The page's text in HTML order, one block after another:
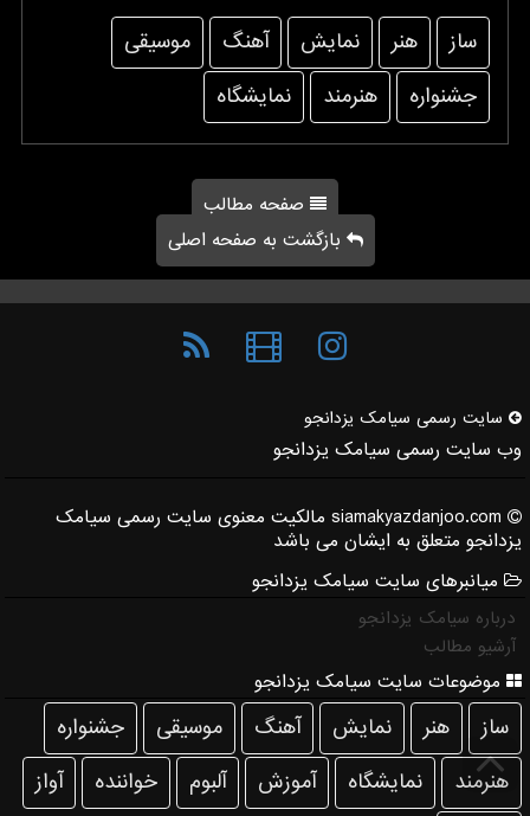
ساز هنر نمایش آهنگ
موسیقی
جشنواره
هنرمند نمایشگاه
صفحه مطالب
بازگشت به صفحه اصلی
سایت رسمی سیامك یزدانجو
وب سایت رسمی سیامک یزدانجو
siamakyazdanjoo.com مالکیت معنوی سایت رسمی سیامک
یزدانجو متعلق به ایشان می باشد
میانبرهای سایت سیامک یزدانجو
درباره سیامک یزدانجو
آرشیو مطالب
موضوعات سایت سیامک یزدانجو
ساز هنر نمایش آهنگ موسیقی
جشنواره
هنرمند
نمایشگاه آموزش آلبوم خواننده آواز